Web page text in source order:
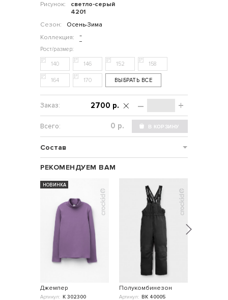
Рисунок:
светло-серый
4201
Сезон:
Осень-Зима
Коллекция:
"
140 146 152 158
164 170 ВЫБРАТЬ ВСЕ
– +
2700 р.
р.
Состав
РЕКОМЕНДУЕМ ВАМ
НОВИНКА
Джемпер
Артикул: К 302300
Полукомбинезон
Артикул: ВК 40005